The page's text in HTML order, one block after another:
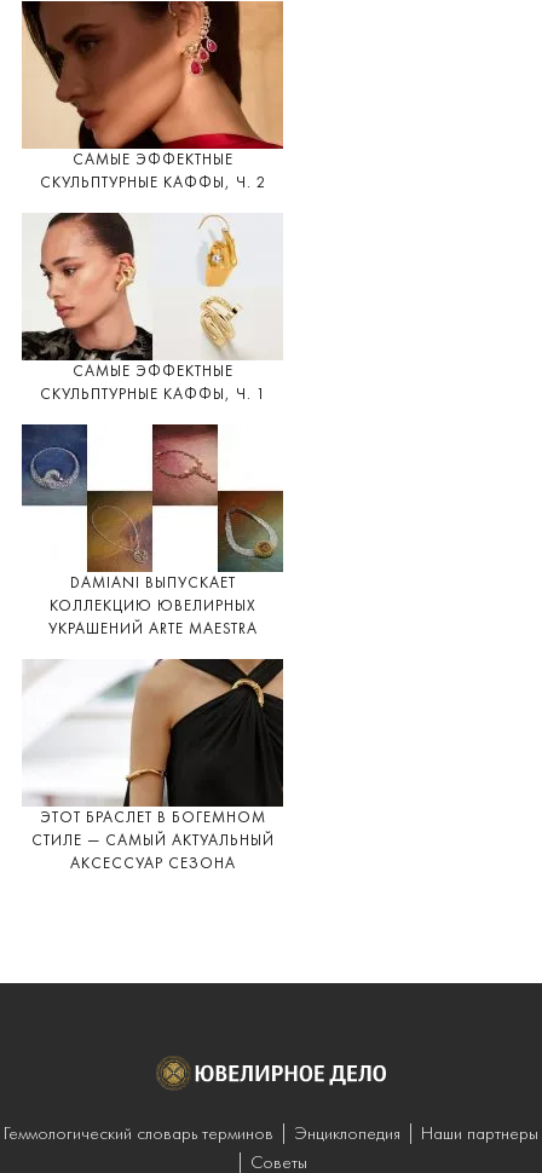
САМЫЕ ЭФФЕКТНЫЕ
СКУЛЬПТУРНЫЕ КАФФЫ, Ч. 2
САМЫЕ ЭФФЕКТНЫЕ
СКУЛЬПТУРНЫЕ КАФФЫ, Ч. 1
DAMIANI ВЫПУСКАЕТ
КОЛЛЕКЦИЮ ЮВЕЛИРНЫХ
УКРАШЕНИЙ ARTE MAESTRA
ЭТОТ БРАСЛЕТ В БОГЕМНОМ
СТИЛЕ — САМЫЙ АКТУАЛЬНЫЙ
АКСЕССУАР СЕЗОНА
Геммологический словарь терминов Энциклопедия
Наши партнеры
Советы